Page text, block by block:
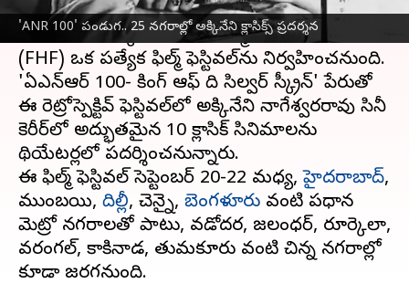
'ANR 100' పండుగ.. 25 నగరాల్లో అక్కినేని క్లాసిక్స్ ప్రదర్శన
ప్రముఖ నటుడు అక్కినేని నాగేశ్వరరావు 100వ
జయంతి పురస్కరించుకుని, ఫిల్మ్ హెరిటేజ్ ఫౌండేషన్
(FHF) ఒక ప్రత్యేక ఫిల్మ్ ఫెస్టివల్‌ను నిర్వహించనుంది.
'ఏఎన్ఆర్ 100- కింగ్ ఆఫ్ ది సిల్వర్ స్క్రీన్' పేరుతో
ఈ రెట్రోస్పెక్టివ్ ఫెస్టివల్‌లో అక్కినేని నాగేశ్వరరావు సినీ
కెరీర్‌లో అద్భుతమైన 10 క్లాసిక్ సినిమాలను
థియేటర్లలో ప్రదర్శించనున్నారు.
ఈ ఫిల్మ్ ఫెస్టివల్ సెప్టెంబర్ 20-22 మధ్య,హైదరాబాద్,
ముంబయి, దిల్లీ, చెన్నై, బెంగళూరు వంటి ప్రధాన
మెట్రో నగరాలతో పాటు, వడోదర, జలంధర్, రూర్కెలా,
వరంగల్, కాకినాడ, తుమకూరు వంటి చిన్న నగరాల్లో